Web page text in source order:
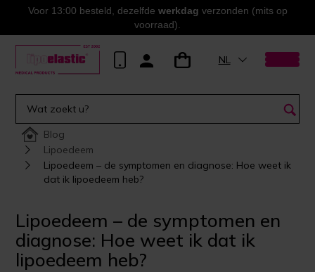
Voor 13:00 besteld, dezelfde werkdag verzonden (mits op
voorraad).
NL
Blog
Lipoedeem
Lipoedeem – de symptomen en diagnose: Hoe weet ik
dat ik lipoedeem heb?
Lipoedeem – de symptomen en
diagnose: Hoe weet ik dat ik
lipoedeem heb?